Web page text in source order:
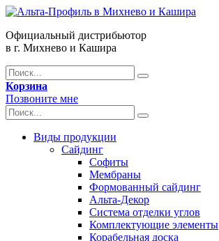
Официальный дистрибьютор
в г. Михнево и Кашира
Корзина
Позвоните мне
Виды продукции
Сайдинг
Софиты
Мембраны
Формованный сайдинг
Альта-Декор
Система отделки углов
Комплектующие элементы
Корабельная доска